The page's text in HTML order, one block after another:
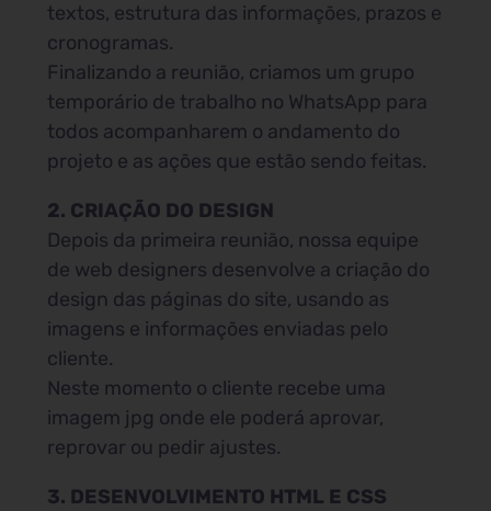
textos, estrutura das informações, prazos e
cronogramas.
Finalizando a reunião, criamos um grupo
temporário de trabalho no WhatsApp para
todos acompanharem o andamento do
projeto e as ações que estão sendo feitas.
2. CRIAÇÃO DO DESIGN
Depois da primeira reunião, nossa equipe
de web designers desenvolve a criação do
design das páginas do site, usando as
imagens e informações enviadas pelo
cliente.
Neste momento o cliente recebe uma
imagem jpg onde ele poderá aprovar,
reprovar ou pedir ajustes.
3. DESENVOLVIMENTO HTML E CSS